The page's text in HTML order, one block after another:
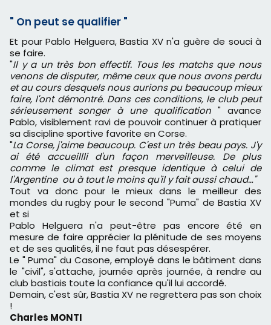
" On peut se qualifier "
Et pour Pablo Helguera, Bastia XV n'a guère de souci à
se faire.
"Il y a un très bon effectif. Tous les matchs que nous
venons de disputer, même ceux que nous avons perdu
et au cours desquels nous aurions pu beaucoup mieux
faire, l'ont démontré. Dans ces conditions, le club peut
sérieusement songer à une qualification " avance
Pablo, visiblement ravi de pouvoir continuer à pratiquer
sa discipline sportive favorite en Corse.
"La Corse, j'aime beaucoup. C'est un très beau pays. J'y
ai été accueillli d'un façon merveilleuse. De plus
comme le climat est presque identique à celui de
l'Argentine ou à tout le moins qu'il y fait aussi chaud…"
Tout va donc pour le mieux dans le meilleur des
mondes du rugby pour le second "Puma" de Bastia XV
et si
Pablo Helguera n'a peut-être pas encore été en
mesure de faire apprécier la plénitude de ses moyens
et de ses qualités, il ne faut pas désespérer.
Le " Puma" du Casone, employé dans le bâtiment dans
le "civil", s'attache, journée après journée, à rendre au
club bastiais toute la confiance qu'il lui accordé.
Demain, c'est sûr, Bastia XV ne regrettera pas son choix
!
Charles MONTI